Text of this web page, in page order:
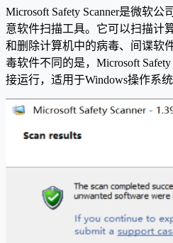
Microsoft Safety Scanner是微软
意软件扫描工具。它可以扫描计
和删除计算机中的病毒、间谍软
毒软件不同的是，Microsoft
接运行，适用于Windows操作系统